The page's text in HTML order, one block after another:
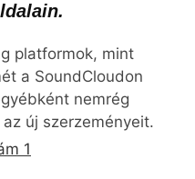
platformok, mint
a SoundCloudon
nemrég
új szerzeményeit.